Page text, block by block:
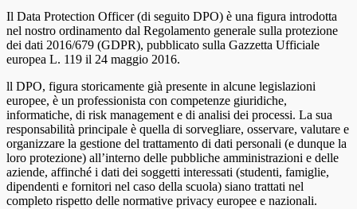
Il Data Protection Officer (di seguito DPO) è una figura introdotta
nel nostro ordinamento dal Regolamento generale sulla protezione
dei dati 2016/679 (GDPR), pubblicato sulla Gazzetta Ufficiale
europea L. 119 il 24 maggio 2016.
ll DPO, figura storicamente già presente in alcune legislazioni
europee, è un professionista con competenze giuridiche,
informatiche, di risk management e di analisi dei processi. La sua
responsabilità principale è quella di sorvegliare, osservare, valutare e
organizzare la gestione del trattamento di dati personali (e dunque la
loro protezione) all’interno delle pubbliche amministrazioni e delle
aziende, affinché i dati dei soggetti interessati (studenti, famiglie,
dipendenti e fornitori nel caso della scuola) siano trattati nel
completo rispetto delle normative privacy europee e nazionali.